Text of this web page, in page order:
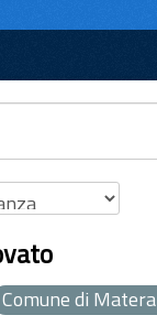
Comune di Matera